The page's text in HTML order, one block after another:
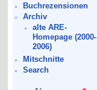
Buchrezensionen
Archiv
alte ARE-
Homepage (2000-
2006)
Mitschnitte
Search